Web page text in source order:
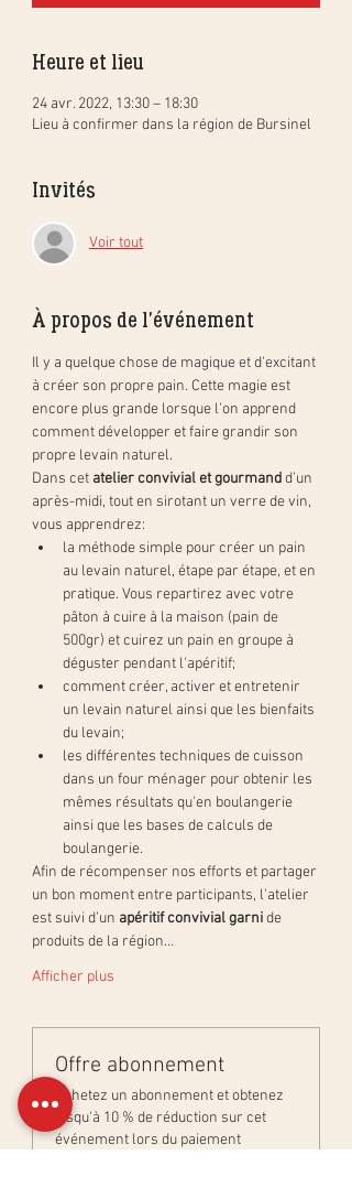
Heure et lieu
24 avr. 2022, 13:30 – 18:30
Lieu à confirmer dans la région de Bursinel
Invités
Voir tout
À propos de l'événement
Il y a quelque chose de magique et d'excitant
à créer son propre pain. Cette magie est
encore plus grande lorsque l'on apprend
comment développer et faire grandir son
propre levain naturel.
Dans cet atelier convivial et gourmand d’un
après-midi, tout en sirotant un verre de vin,
vous apprendrez:
la méthode simple pour créer un pain
au levain naturel, étape par étape, et en
pratique. Vous repartirez avec votre
pâton à cuire à la maison (pain de
500gr) et cuirez un pain en groupe à
déguster pendant l'apéritif;
comment créer, activer et entretenir
un levain naturel ainsi que les bienfaits
du levain;
les différentes techniques de cuisson
dans un four ménager pour obtenir les
mêmes résultats qu'en boulangerie
ainsi que les bases de calculs de
boulangerie.
Afin de récompenser nos efforts et partager
un bon moment entre participants, l'atelier
est suivi d’un apéritif convivial garni de
produits de la région…
Afficher plus
Offre abonnement
Achetez un abonnement et obtenez
jusqu'à 10 % de réduction sur cet
événement lors du paiement